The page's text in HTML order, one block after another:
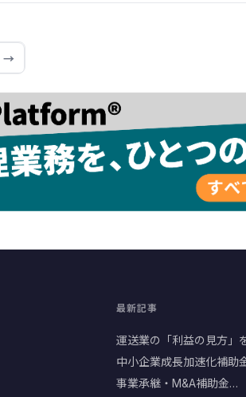
→
最新記事
運送業の「利益の見方」
中小企業成長加速化補助
事業承継・M&A補助金…